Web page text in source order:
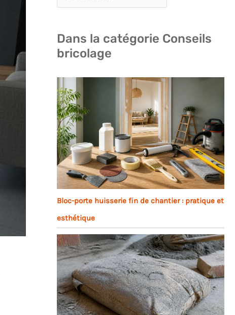
Dans la catégorie Conseils
bricolage
Bloc-porte huisserie fin de chantier : pratique et
esthétique